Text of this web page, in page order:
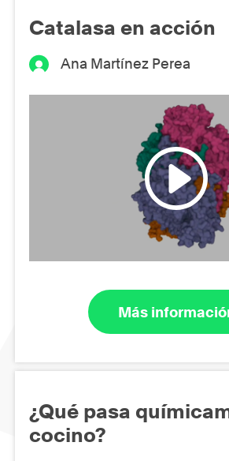
Catalasa en acción
Ana Martínez Perea
Más
¿Qué pasa
cocino?